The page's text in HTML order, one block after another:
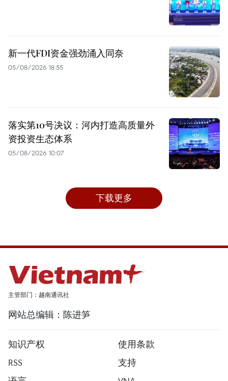
新一代FDI资金强劲涌入同奈
05/08/2026 18:55
落实第10号决议：河内打造高质量外
资投资生态体系
05/08/2026 10:07
下载更多
主管部门：越南通讯社
网站总编辑：陈进笋
知识产权
使用条款
RSS
支持